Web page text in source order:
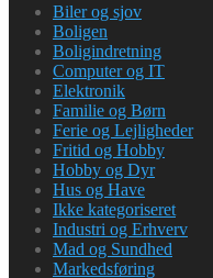
Biler og sjov
Boligen
Boligindretning
Computer og IT
Elektronik
Familie og Børn
Ferie og Lejligheder
Fritid og Hobby
Hobby og Dyr
Hus og Have
Ikke kategoriseret
Industri og Erhverv
Mad og Sundhed
Markedsføring